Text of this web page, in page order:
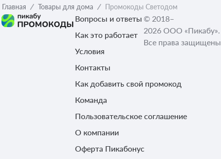
Главная Товары для дома Промокоды Светодом
Вопросы и ответы
Как это работает
Условия
Контакты
Как добавить свой промокод
Команда
Пользовательское соглашение
О компании
Оферта Пикабонус
© 2018–
2026 ООО «Пикабу».
Все права защищены